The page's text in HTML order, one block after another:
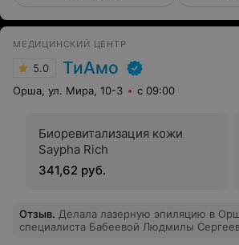
МЕДИЦИНСКИЙ ЦЕНТР
5.0 ТиАмо
Орша, ул. Мира, 10-3 с 09:00
Биоревитализация кожи
Saypha Rich
341,62 руб.
Отзыв. Делала лазерную эпиляцию в
специалиста Бабеевой Людмилы